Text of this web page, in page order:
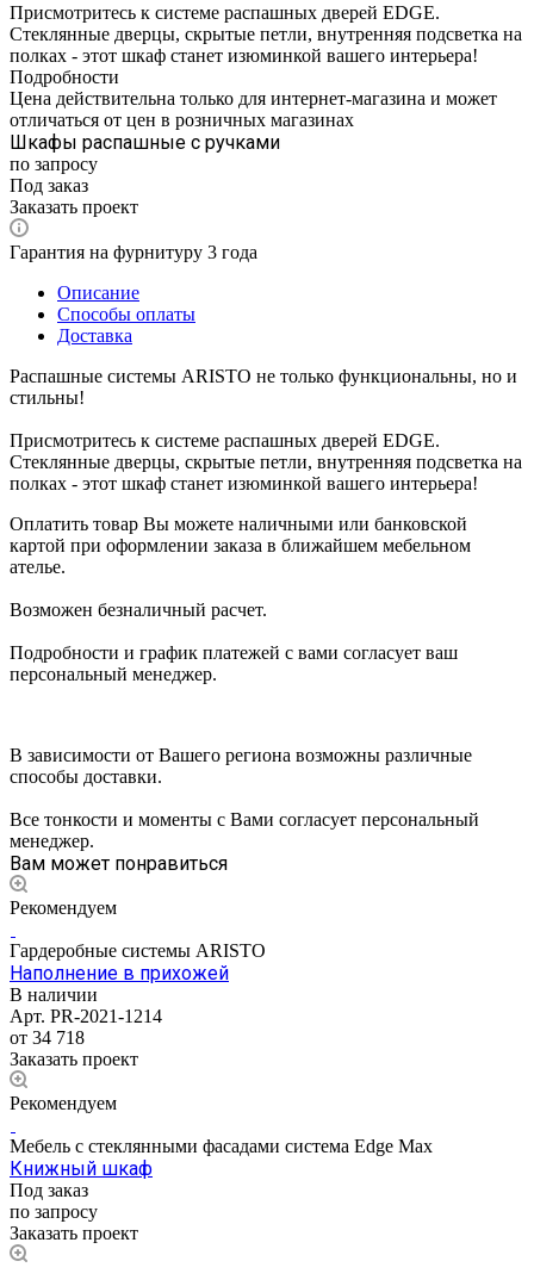
Присмотритесь к системе распашных дверей EDGE.
Стеклянные дверцы, скрытые петли, внутренняя подсветка на
полках - этот шкаф станет изюминкой вашего интерьера!
Подробности
Цена действительна только для интернет-магазина и может
отличаться от цен в розничных магазинах
Шкафы распашные с ручками
по запросу
Под заказ
Заказать проект
Гарантия на фурнитуру 3 года
Описание
Способы оплаты
Доставка
Распашные системы ARISTO не только функциональны, но и
стильны!
Присмотритесь к системе распашных дверей EDGE.
Стеклянные дверцы, скрытые петли, внутренняя подсветка на
полках - этот шкаф станет изюминкой вашего интерьера!
Оплатить товар Вы можете наличными или банковской
картой при оформлении заказа в ближайшем мебельном
ателье.
Возможен безналичный расчет.
Подробности и график платежей с вами согласует ваш
персональный менеджер.
В зависимости от Вашего региона возможны различные
способы доставки.
Все тонкости и моменты с Вами согласует персональный
менеджер.
Вам может понравиться
Рекомендуем
Гардеробные системы ARISTO
Наполнение в прихожей
В наличии
Арт. PR-2021-1214
от 34 718
Заказать проект
Рекомендуем
Мебель с стеклянными фасадами система Edge Max
Книжный шкаф
Под заказ
по запросу
Заказать проект